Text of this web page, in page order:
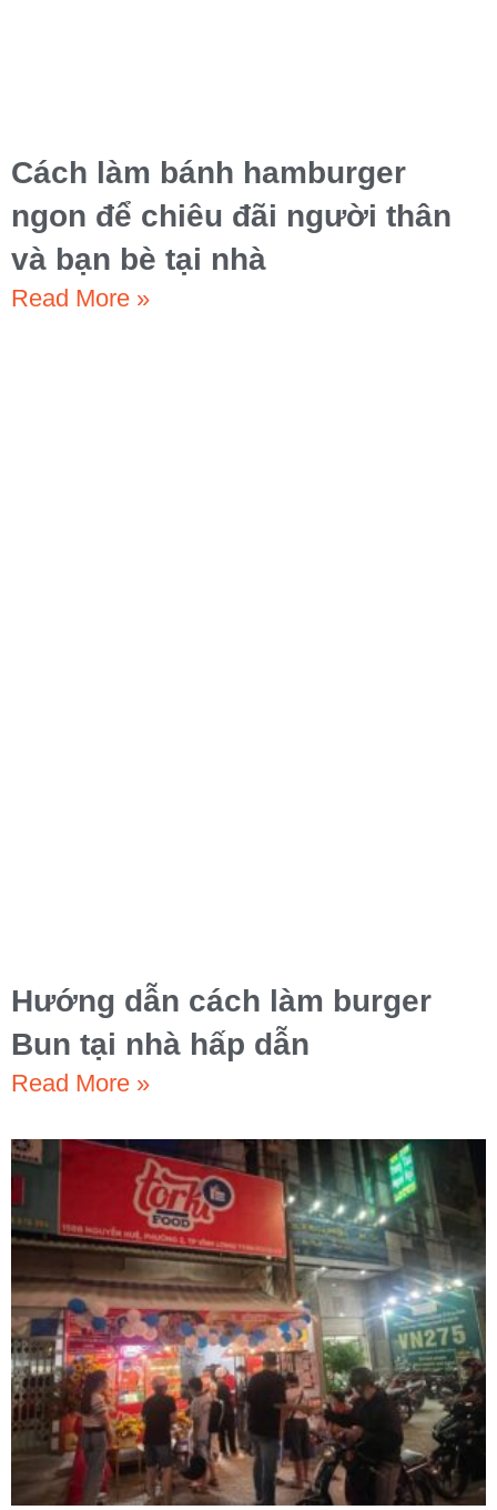
Cách làm bánh hamburger
ngon để chiêu đãi người thân
và bạn bè tại nhà
Read More »
Hướng dẫn cách làm burger
Bun tại nhà hấp dẫn
Read More »